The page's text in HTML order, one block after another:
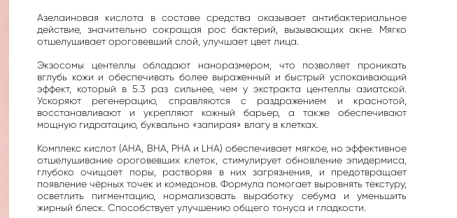
Азелаиновая кислота в составе средства оказывает антибактериальное
действие, значительно сокращая рос бактерий, вызывающих акне. Мягко
отшелушивает ороговевший слой, улучшает цвет лица.
Экзосомы центеллы обладают наноразмером, что позволяет проникать
вглубь кожи и обеспечивать более выраженный и быстрый успокаивающий
эффект, который в 5.3 раз сильнее, чем у экстракта центеллы азиатской.
Ускоряют регенерацию, справляются с раздражением и краснотой,
восстанавливают и укрепляют кожный барьер, а также обеспечивают
мощную гидратацию, буквально «запирая» влагу в клетках.
Комплекс кислот (AHA, BHA, PHA и LHA) обеспечивает мягкое, но эффективное
отшелушивание ороговевших клеток, стимулирует обновление эпидермиса,
глубоко очищает поры, растворяя в них загрязнения, и предотвращает
появление чёрных точек и комедонов. Формула помогает выровнять текстуру,
осветлить пигментацию, нормализовать выработку себума и уменьшить
жирный блеск. Способствует улучшению общего тонуса и гладкости.